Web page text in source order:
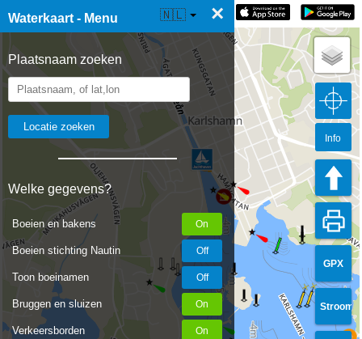
Waterkaart - Menu ×
Plaatsnaam zoeken
Welke gegevens?
Boeien en bakens
Boeien stichting Nautin
Toon boeinamen
Bruggen en sluizen
Verkeersborden
☰ Waterkaart Live 🇳🇱
GPX
Stroom
Info